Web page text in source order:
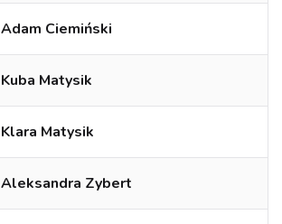
Adam Ciemiński
Kuba Matysik
Klara Matysik
Aleksandra Zybert